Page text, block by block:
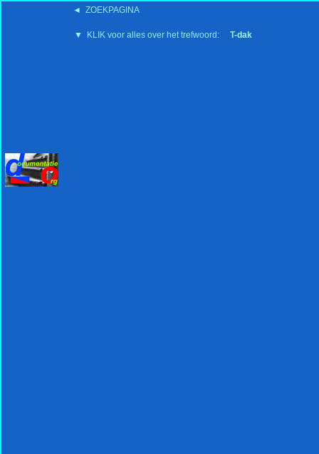
◄ ZOEKPAGINA
▼ KLIK voor alles over het trefwoord: T-dak
'15:19 19-2-2008